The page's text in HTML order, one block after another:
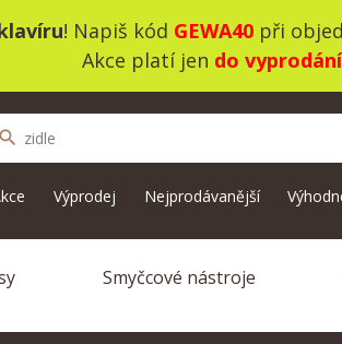
! Napiš kód GEWA40při
Akce platí jen do
search
Výprodej Nejprodávanější
Smyčcové nástroje